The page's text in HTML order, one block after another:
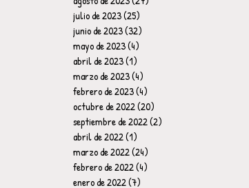
julio de 2023(25)
junio de 2023(32)
mayo de 2023(4)
abril de 2023(1)
marzo de 2023(4)
febrero de 2023(4)
octubre de 2022(20)
septiembre de 2022(2)
abril de 2022(1)
marzo de 2022(24)
febrero de 2022(4)
enero de 2022(7)